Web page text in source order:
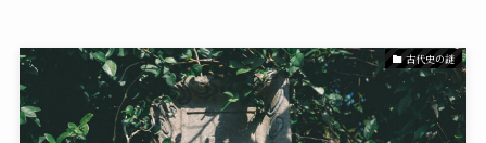
古代史の謎